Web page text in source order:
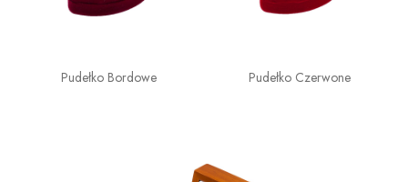
Pudełko Bordowe Pudełko Czerwone